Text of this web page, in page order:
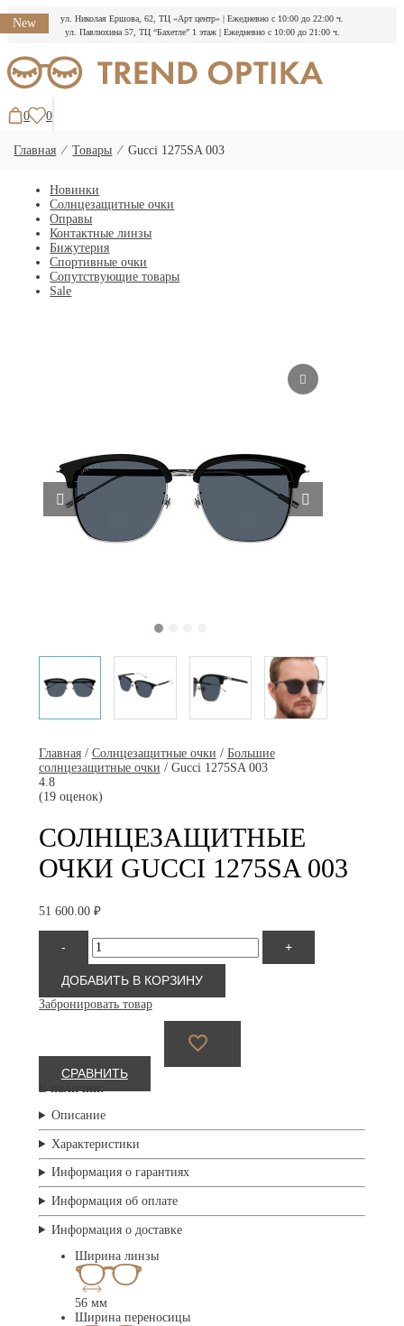
ул. Николая Ершова, 62, ТЦ «Арт центр» | Ежедневно с 10:00 до 22:00 ч.
ул. Павлюхина 57, ТЦ “Бахетле” 1 этаж | Ежедневно с 10:00 до 21:00 ч.
к
содержимому
0 0
Главная ⁄Товары ⁄Gucci 1275SA 003
Новинки
Солнцезащитные очки
Оправы
Контактные линзы
Бижутерия
Спортивные очки
Сопутствующие товары
Sale
New
Главная/ Солнцезащитные очки / Большие
солнцезащитные очки / Gucci 1275SA 003
4.8
(19 оценок)
СОЛНЦЕЗАЩИТНЫЕ
ОЧКИ GUCCI 1275SA 003
51 600.00 ₽
-
Количество
товара
Gucci
1275SA
003
+
ДОБАВИТЬ В КОРЗИНУ
Забронировать товар
СРАВНИТЬ
В наличии:
Описание
Характеристики
Информация о гарантиях
Информация об оплате
Информация о доставке
Ширина линзы
56 мм
Ширина переносицы